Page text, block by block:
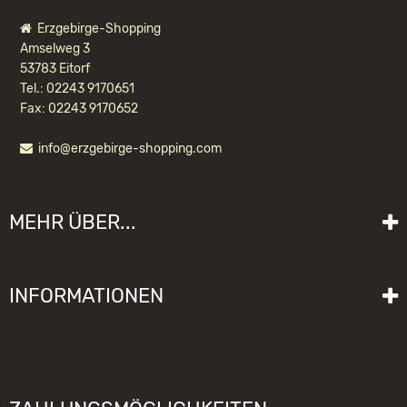
Erzgebirge-Shopping
Amselweg 3
53783 Eitorf
Tel.: 02243 9170651
Fax: 02243 9170652
info@erzgebirge-shopping.com
MEHR ÜBER...
Lieferzeit
INFORMATIONEN
Schwibbogen funktioniert nicht